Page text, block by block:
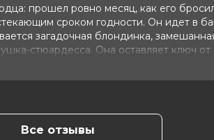
прошел ровно месяц, как его
сроком годности. Он идет в
загадочная блондинка,
стюардесса. Она оставляет ключ от
и работает немного странная Фэй.
Все отзывы